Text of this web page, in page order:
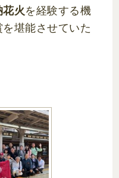
花火 を経験する機
堪能させていた